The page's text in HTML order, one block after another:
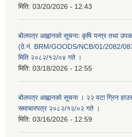
मिति: 03/20/2026 - 12:43
बोलपत्र आह्वानको सूचनाः कृषि यन्त्र तथा
(ठे.नं. BRM/GOODS/NCB/01/2082/
मिति २०८२/१२/०४ गते ।
मिति: 03/18/2026 - 12:55
बोलपत्र आह्वानको सूचना । २२ वटा ग्रिन
समाचारपत्र २०८२/१२/०२ गते ।
मिति: 03/16/2026 - 12:59